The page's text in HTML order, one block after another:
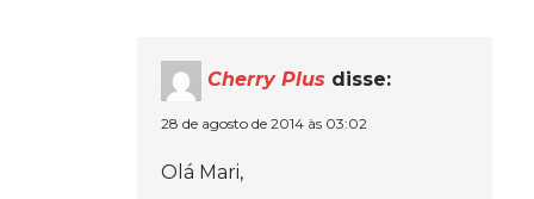
Cherry Plus disse:
28 de agosto de 2014 às 03:02
Olá Mari,